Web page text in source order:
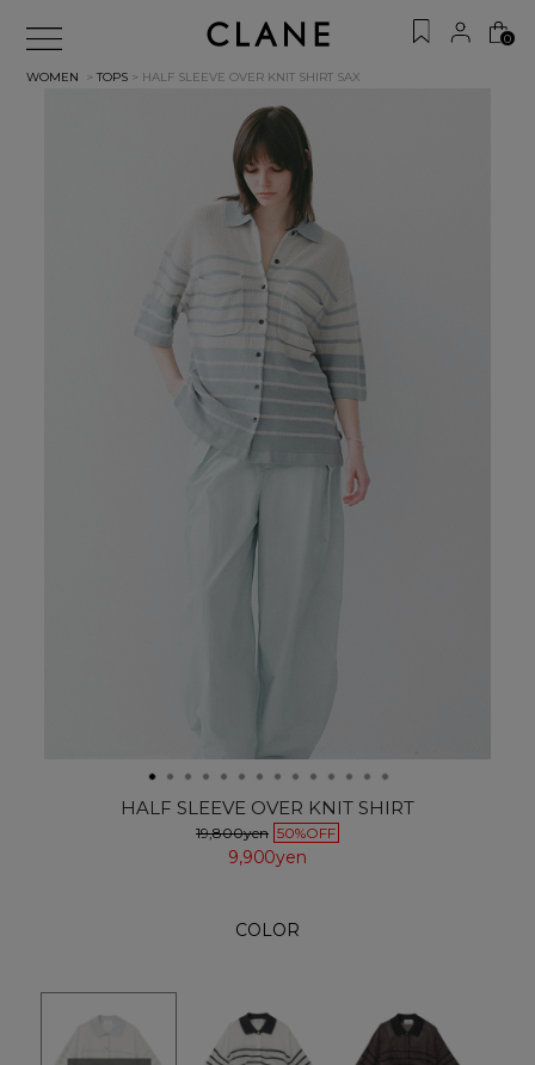
0
WOMEN >TOPS > HALF SLEEVE OVER KNIT SHIRT SAX
HALF SLEEVE OVER KNIT SHIRT
19,800yen 50%OFF
9,900yen
COLOR